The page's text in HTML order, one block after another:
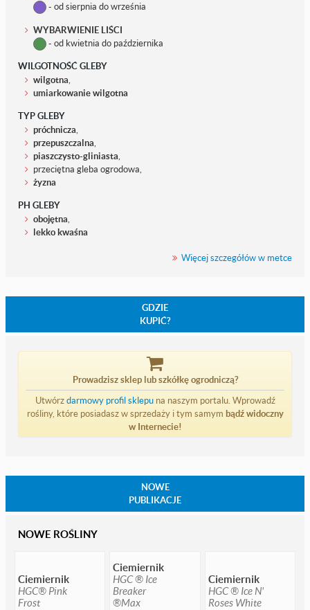
- od sierpnia do września
WYBARWIENIE LIŚCI
- od kwietnia do października
WILGOTNOŚĆ GLEBY
wilgotna,
umiarkowanie wilgotna
TYP GLEBY
próchnicza,
przepuszczalna,
piaszczysto-gliniasta,
przeciętna gleba ogrodowa,
żyzna
PH GLEBY
obojętna,
lekko kwaśna
Więcej szczegółów w metce
GDZIE
KUPIĆ?
Prowadzisz sklep lub szkółkę ogrodniczą?
Utwórzdarmowy profil sklepuna naszym portalu. Wprowadź
rośliny, które posiadasz w sprzedaży i tym samym bądź widoczny
w Internecie!
NOWE
PUBLIKACJE
NOWE ROŚLINY
Ciemiernik
HGC® Pink
Frost
Ciemiernik
HGC ® Ice
Breaker
®Max
Ciemiernik
HGC ® Ice N'
Roses White